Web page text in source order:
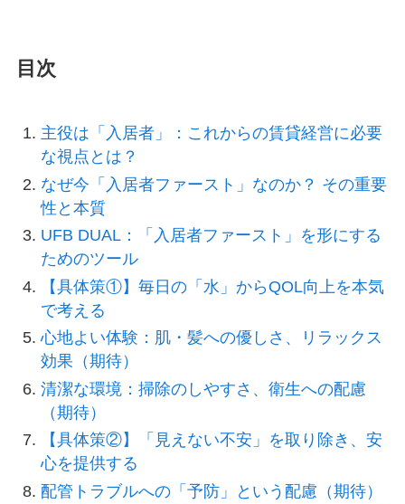
目次
主役は「入居者」：これからの賃貸経営に必要
な視点とは？
なぜ今「入居者ファースト」なのか？ その重要
性と本質
UFB DUAL：「入居者ファースト」を形にする
ためのツール
【具体策①】毎日の「水」からQOL向上を本気
で考える
心地よい体験：肌・髪への優しさ、リラックス
効果（期待）
清潔な環境：掃除のしやすさ、衛生への配慮
（期待）
【具体策②】「見えない不安」を取り除き、安
心を提供する
配管トラブルへの「予防」という配慮（期待）